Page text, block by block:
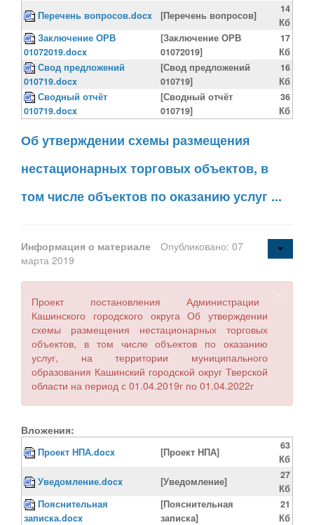
Перечень вопросов.docx
[Перечень вопросов]
14
Кб
Заключение ОРВ
01072019.docx
[Заключение ОРВ
01072019]
17
Кб
Свод предложений
010719.docx
[Свод предложений
010719]
16
Кб
Сводный отчёт
010719.docx
[Сводный отчёт
010719]
36
Кб
Об утверждении схемы размещения
нестационарных торговых объектов, в
том числе объектов по оказанию услуг ...
Информация о материале
Опубликовано: 07
марта 2019
Проект постановления Администрации
Кашинского городского округа Об утверждении
схемы размещения нестационарных торговых
объектов, в том числе объектов по оказанию
услуг, на территории муниципального
образования Кашинский городской округ Тверской
области на период с 01.04.2019г по 01.04.2022г
Вложения:
Проект НПА.docx [Проект НПА]
63
Кб
Уведомление.docx
[Уведомление]
27
Кб
Пояснительная
записка.docx
[Пояснительная
записка]
21
Кб